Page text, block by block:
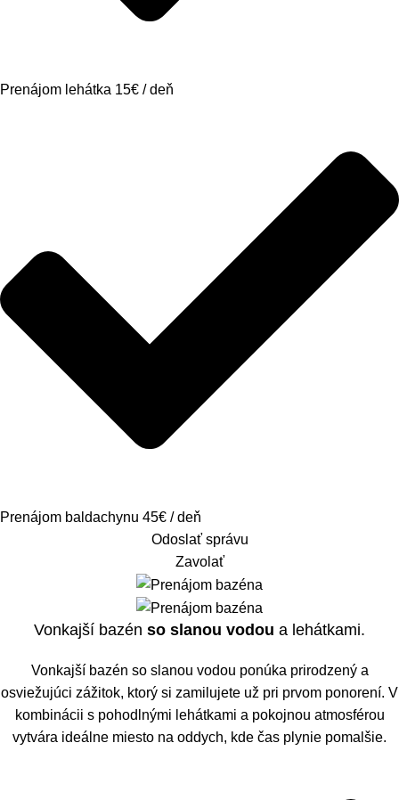
Prenájom lehátka 15€ / deň
Prenájom baldachynu 45€ / deň
Odoslať správu
Zavolať
Vonkajší bazén so slanou vodou a lehátkami.
Vonkajší bazén so slanou vodou ponúka prirodzený a
osviežujúci zážitok, ktorý si zamilujete už pri prvom ponorení. V
kombinácii s pohodlnými lehátkami a pokojnou atmosférou
vytvára ideálne miesto na oddych, kde čas plynie pomalšie.